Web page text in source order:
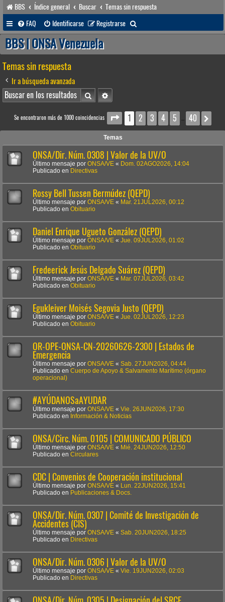
BBS Índice general Buscar
Temas sin respuesta
FAQ
Identificarse Registrarse
u
BBS | ONSA Venezuela
Temas sin respuesta
Ir a búsqueda avanzada
BuscarBúsqueda avanzada
Se encontraron más de 1000 coincidencias Página1 de 40
1 2 3 4 5 … 40
Temas
ONSA/Dir. Núm. 0308 | Valor de la UV/O
Último mensaje por ONSA/VE « Dom. 02AGO2026, 14:04
Publicado en Directivas
Rossy Bell Tussen Bermúdez (QEPD)
Último mensaje por ONSA/VE « Mar. 21JUL2026, 00:12
Publicado en Obituario
Daniel Enrique Ugueto González (QEPD)
Último mensaje por ONSA/VE « Jue. 09JUL2026, 01:02
Publicado en Obituario
Fredeerick Jesús Delgado Suárez (QEPD)
Último mensaje por ONSA/VE « Mar. 07JUL2026, 03:42
Publicado en Obituario
Egukleiver Moisés Segovia Justo (QEPD)
Último mensaje por ONSA/VE « Jue. 02JUL2026, 12:23
Publicado en Obituario
OR-OPE-ONSA-CN-20260626-2300 | Estados de
Emergencia
Último mensaje por ONSA/VE « Sab. 27JUN2026, 04:44
Publicado en Cuerpo de Apoyo & Salvamento Marítimo (órgano
operacional)
#AYÚDANOSaAYUDAR
Último mensaje por ONSA/VE « Vie. 26JUN2026, 17:30
Publicado en Información & Noticias
ONSA/Circ. Núm. 0105 | COMUNICADO PÚBLICO
Último mensaje por ONSA/VE « Mié. 24JUN2026, 12:50
Publicado en Circulares
CDC | Convenios de Cooperación institucional
Último mensaje por ONSA/VE «
Lun. 22JUN2026, 15:41
Publicado en Publicaciones & Docs.
ONSA/Dir. Núm. 0307 | Comité de Investigación de
Accidentes (CIS)
Último mensaje por ONSA/VE « Sab. 20JUN2026, 18:25
Publicado en Directivas
ONSA/Dir. Núm. 0306 | Valor de la UV/O
Último mensaje por ONSA/VE « Vie. 19JUN2026, 02:03
Publicado en Directivas